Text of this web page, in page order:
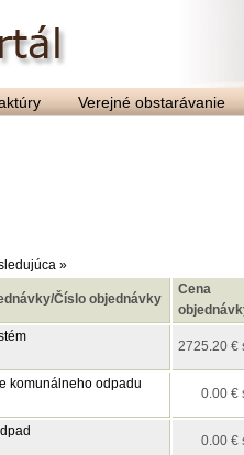
Verejné obstarávanie
»
Číslo objednávky
Cena
2725.20 €
komunálneho odpadu
0.00 €
0.00 €